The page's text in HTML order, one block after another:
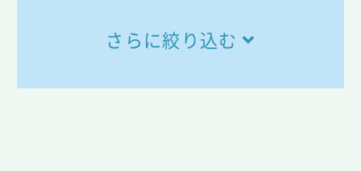
さらに絞り込む